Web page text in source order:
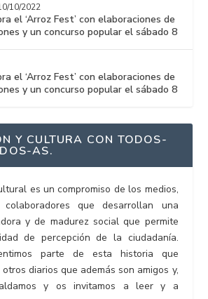
10/2022
el ‘Arroz Fest’ con elaboraciones de
y un concurso popular el sábado 8
el ‘Arroz Fest’ con elaboraciones de
y un concurso popular el sábado 8
Y CULTURA CON TODOS-
AS.
es un compromiso de los medios,
que desarrollan una
y de madurez social que permite
de percepción de la ciudadanía.
parte de esta historia que
diarios que además son amigos y,
y os invitamos a leer y a